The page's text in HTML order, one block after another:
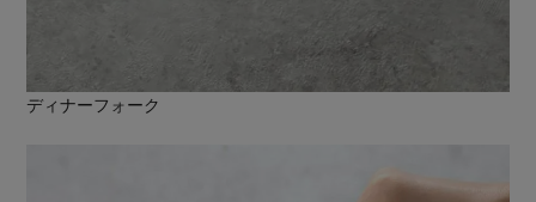
ディナーフォーク